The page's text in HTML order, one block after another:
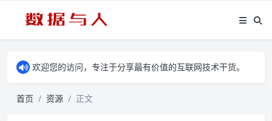
欢迎您的访问，专注于分享最有价值的互联网技术干货。
首页 资源 正文